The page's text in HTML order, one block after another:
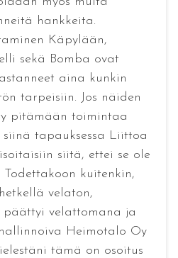
hankkeita.
Käpylään,
sekä Bomba ovat
aina kunkin
tarpeisiin. Jos näiden
pitämään toimintaa
tapauksessa Liittoa
siitä, ettei se ole
kuitenkin,
velaton,
päättyi velattomana ja
Heimotalo Oy
tämä on osoitus